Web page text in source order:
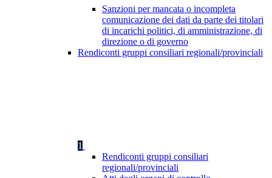
Sanzioni per mancata o incompleta
comunicazione dei dati da parte dei titolari
di incarichi politici, di amministrazione, di
direzione o di governo
Rendiconti gruppi consiliari regionali/provinciali
1
Rendiconti gruppi consiliari
regionali/provinciali